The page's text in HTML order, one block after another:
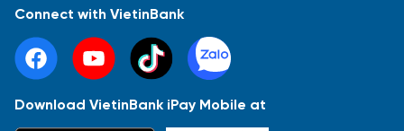
Connect with VietinBank
Download VietinBank iPay Mobile at